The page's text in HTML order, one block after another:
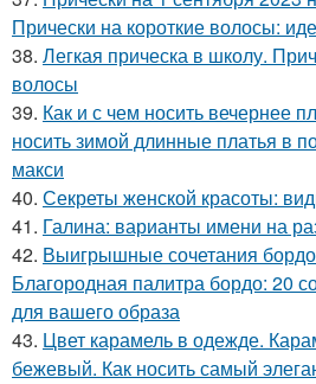
Прически на короткие волосы:
38. Легкая прическа в школу.
волосы
39. Как и с чем носить вечернее
носить зимой длинные платья в
макси
40. Секреты женской красоты:
41. Галина: варианты имени на
42. Выигрышные сочетания
Благородная палитра бордо: 20
для вашего образа
43. Цвет карамель в одежде.
бежевый. Как носить самый